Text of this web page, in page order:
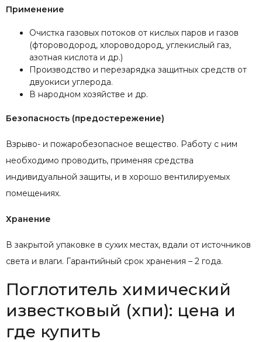
Применение
Очистка газовых потоков от кислых паров и газов
(фтороводород, хлороводород, углекислый газ,
азотная кислота и др.)
Производство и перезарядка защитных средств от
двуокиси углерода.
В народном хозяйстве и др.
Безопасность (предостережение)
Взрыво- и пожаробезопасное вещество. Работу с ним
необходимо проводить, применяя средства
индивидуальной защиты, и в хорошо вентилируемых
помещениях.
Хранение
В закрытой упаковке в сухих местах, вдали от источников
света и влаги. Гарантийный срок хранения – 2 года.
Поглотитель химический
известковый (хпи): цена и
где купить